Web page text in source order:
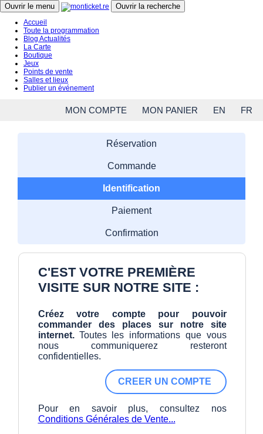
Ouvrir le menu Ouvrir la recherche
Close menu
Accueil
Toute la programmation
Blog Actualités
La Carte
Boutique
Jeux
Points de vente
Salles et lieux
Publier un événement
FR
EN
MON PANIER
MON COMPTE
Réservation
Commande
Identification
Paiement
Confirmation
C'EST VOTRE PREMIÈRE
VISITE SUR NOTRE SITE :
Créez votre compte pour pouvoir
commander des places sur notre site
internet. Toutes les informations que vous
nous communiquerez resteront
confidentielles.
Pour en savoir plus, consultez nos
Conditions Générales de Vente...